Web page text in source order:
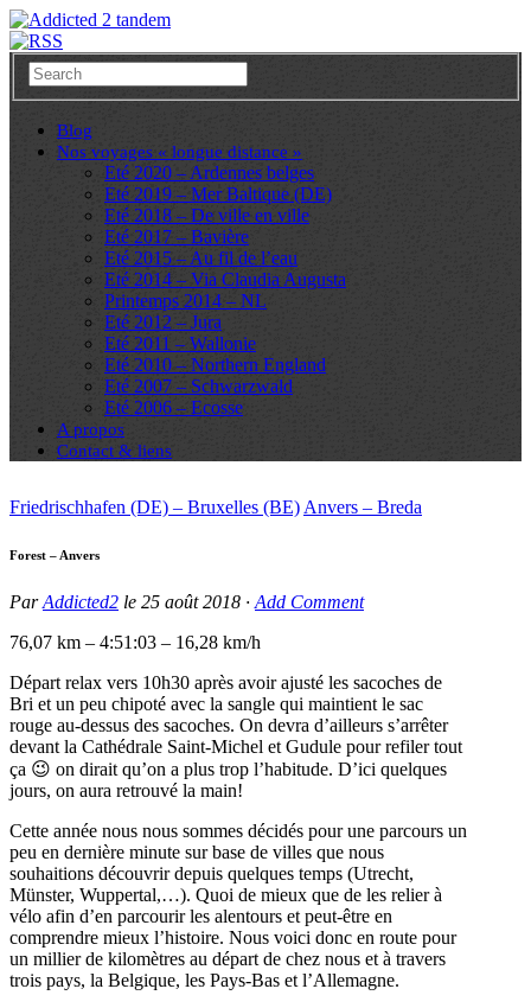
Blog
Nos voyages « longue distance »
Eté 2020 – Ardennes belges
Eté 2019 – Mer Baltique (DE)
Eté 2018 – De ville en ville
Eté 2017 – Bavière
Eté 2015 – Au fil de l’eau
Eté 2014 – Via Claudia Augusta
Printemps 2014 – NL
Eté 2012 – Jura
Eté 2011 – Wallonie
Eté 2010 – Northern England
Eté 2007 – Schwarzwald
Eté 2006 – Ecosse
A propos
Contact & liens
Friedrischhafen (DE) – Bruxelles (BE) Anvers – Breda
Forest – Anvers
ParAddicted2 le 25 août 2018 · Add Comment
76,07 km – 4:51:03 – 16,28 km/h
Départ relax vers 10h30 après avoir ajusté les sacoches de
Bri et un peu chipoté avec la sangle qui maintient le sac
rouge au-dessus des sacoches. On devra d’ailleurs s’arrêter
devant la Cathédrale Saint-Michel et Gudule pour refiler tout
ça 😉 on dirait qu’on a plus trop l’habitude. D’ici quelques
jours, on aura retrouvé la main!
Cette année nous nous sommes décidés pour une parcours un
peu en dernière minute sur base de villes que nous
souhaitions découvrir depuis quelques temps (Utrecht,
Münster, Wuppertal,…). Quoi de mieux que de les relier à
vélo afin d’en parcourir les alentours et peut-être en
comprendre mieux l’histoire. Nous voici donc en route pour
un millier de kilomètres au départ de chez nous et à travers
trois pays, la Belgique, les Pays-Bas et l’Allemagne.